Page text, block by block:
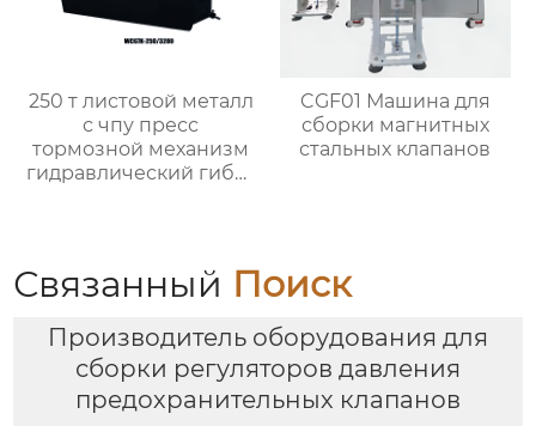
250 т листовой металл
с чпу пресс
тормозной механизм
гидравлический гибка
CGF01 Машина для
сборки магнитных
стальных клапанов
Связанный Поиск
Производитель оборудования для
сборки регуляторов давления
предохранительных клапанов